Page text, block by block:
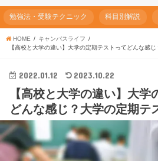
勉強法・受験テクニック 科目別解説
HOME
キャンパスライフ
【高校と大学の違い】大学の定期テストってどんな感
2022.01.12 2023.10.22
【高校と大学の違い】大学
どんな感じ？大学の定期テ